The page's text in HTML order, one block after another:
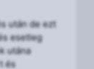
után de ezt
esetleg
utána
és